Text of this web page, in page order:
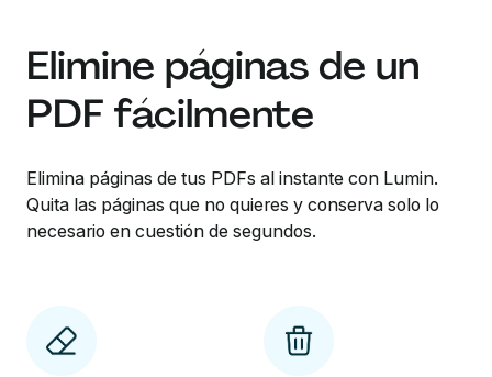
Elimine páginas de un
PDF fácilmente
Elimina páginas de tus PDFs al instante con Lumin.
Quita las páginas que no quieres y conserva solo lo
necesario en cuestión de segundos.